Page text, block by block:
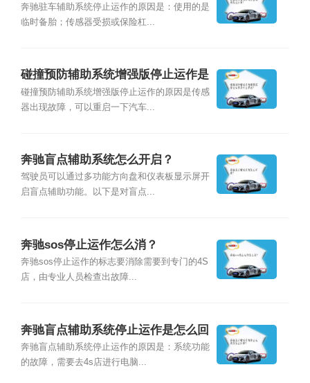
事？
奔驰驻车辅助系统停止运作的原因是：使用的是
临时备胎；传感器受损或保险杠...
碰撞预防辅助系统增强版停止运作是
什么原因？
碰撞预防辅助系统增强版停止运作的原因是传感
器出现故障，可以重启一下汽车...
奔驰盲点辅助系统怎么开启？
驾驶员可以通过多功能方向盘和仪表板显示屏开
启盲点辅助功能。以下是对盲点...
奔驰sos停止运作怎么消？
奔驰sos停止运作的标志要消除需要到专门的4S
店，由专业人员检查出故障...
奔驰盲点辅助系统停止运作是怎么回
事？
奔驰盲点辅助系统停止运作的原因是：系统功能
的故障，需要去4s店进行电脑...